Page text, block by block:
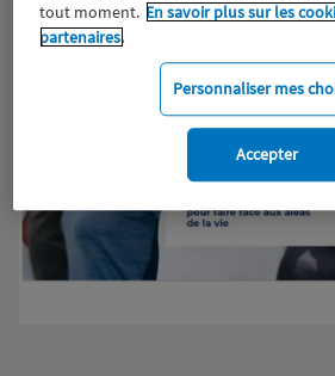
tout moment. En savoir plus sur les
partenaires.
Personnaliser mes
Accepter